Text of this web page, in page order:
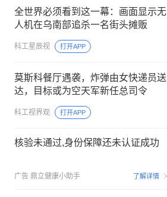
全世界必须看到这一幕：画面显示无
人机在乌南部追杀一名街头摊贩
科工星辰视 打开APP
莫斯科餐厅遇袭，炸弹由女快递员送
达，目标或为空天军新任总司令
科工视界观 打开APP
核验未通过,身份保障还未认证成功
广告 鼎立健康小助手 了解详情